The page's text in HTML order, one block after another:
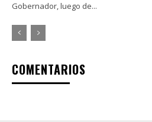
Gobernador, luego de...
COMENTARIOS